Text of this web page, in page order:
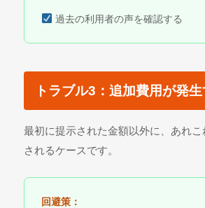
過去の利用者の声を確認する
トラブル3：追加費用が発
最初に提示された金額以外に、あれ
されるケースです。
回避策：